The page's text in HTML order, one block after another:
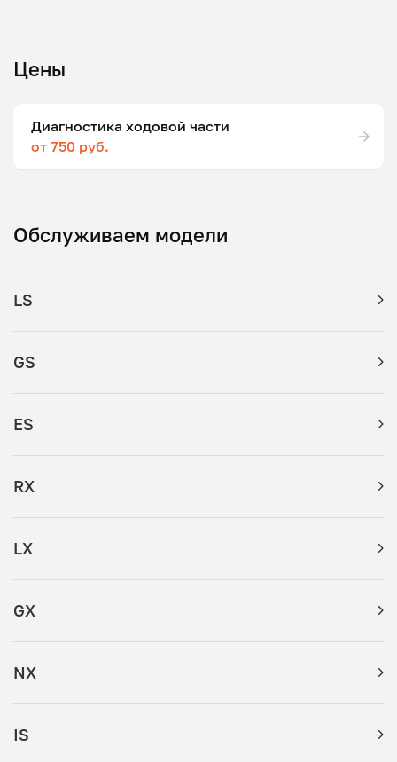
Цены
Диагностика ходовой части
от 750 руб.
Обслуживаем модели
LS
GS
ES
RX
LX
GX
NX
IS